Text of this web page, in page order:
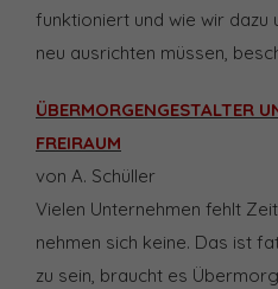
funktioniert und wie wir dazu
neu ausrichten müssen,
ÜBERMORGENGESTALTER
FREIRAUM
von A. Schüller
Vielen Unternehmen fehlt
nehmen sich keine. Das ist
zu sein, braucht es